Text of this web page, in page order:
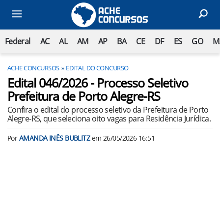
Federal AC AL AM AP BA CE DF ES GO
ACHE CONCURSOS EDITAL DO CONCURSO
Edital 046/2026 - Processo Seletivo
Prefeitura de Porto Alegre-RS
Confira o edital do processo seletivo da Prefeitura de Porto
Alegre-RS, que seleciona oito vagas para Residência Jurídica.
PorAMANDA INÊS BUBLITZem 26/05/2026 16:51